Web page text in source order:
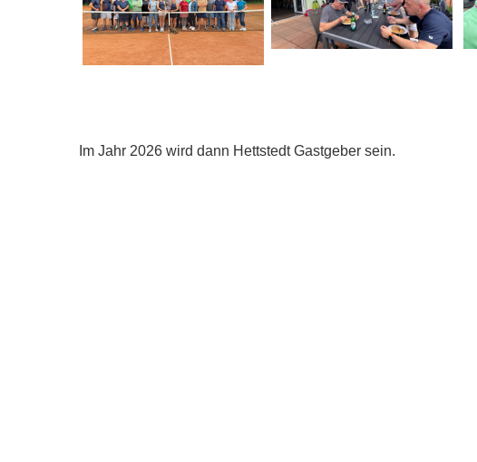
Im Jahr 2026 wird dann Hettstedt Gastgeber sein.